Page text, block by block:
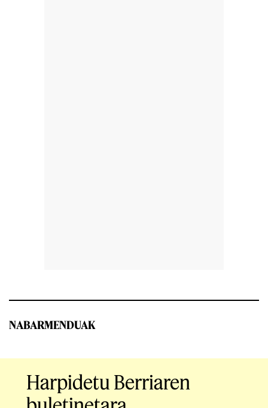
NABARMENDUAK
Harpidetu Berriaren